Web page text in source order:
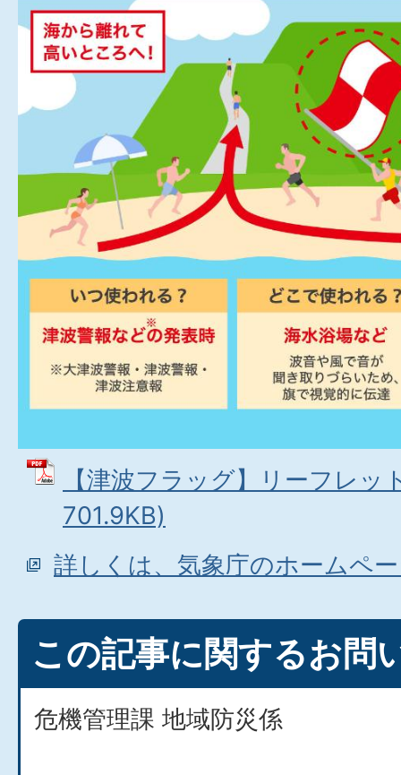
【津波フラッグ】リーフレッ
701.9KB)
詳しくは、気象庁のホームペ
この記事に関するお問
危機管理課 地域防災係